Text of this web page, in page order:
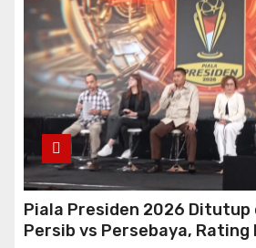
Piala Presiden 2026 Ditutup
Persib vs Persebaya, Rating